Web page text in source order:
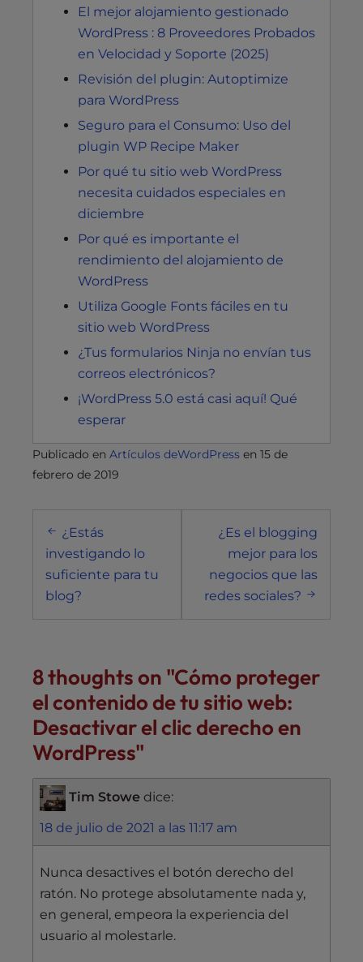
El mejor alojamiento gestionado
WordPress : 8 Proveedores Probados
en Velocidad y Soporte (2025)
Revisión del plugin: Autoptimize
para WordPress
Seguro para el Consumo: Uso del
plugin WP Recipe Maker
Por qué tu sitio web WordPress
necesita cuidados especiales en
diciembre
Por qué es importante el
rendimiento del alojamiento de
WordPress
Utiliza Google Fonts fáciles en tu
sitio web WordPress
¿Tus formularios Ninja no envían tus
correos electrónicos?
¡WordPress 5.0 está casi aquí! Qué
esperar
Publicado en Artículos deWordPress en 15 de
febrero de 2019
Navegación
posterior
¿Estás
investigando lo
suficiente para tu
blog?
¿Es el blogging
mejor para los
negocios que las
redes sociales?
8 thoughts on "Cómo proteger
el contenido de tu sitio web:
Desactivar el clic derecho en
WordPress"
Tim Stowe dice:
18 de julio de 2021 a las 11:17 am
Nunca desactives el botón derecho del
ratón. No protege absolutamente nada y,
en general, empeora la experiencia del
usuario al molestarle.